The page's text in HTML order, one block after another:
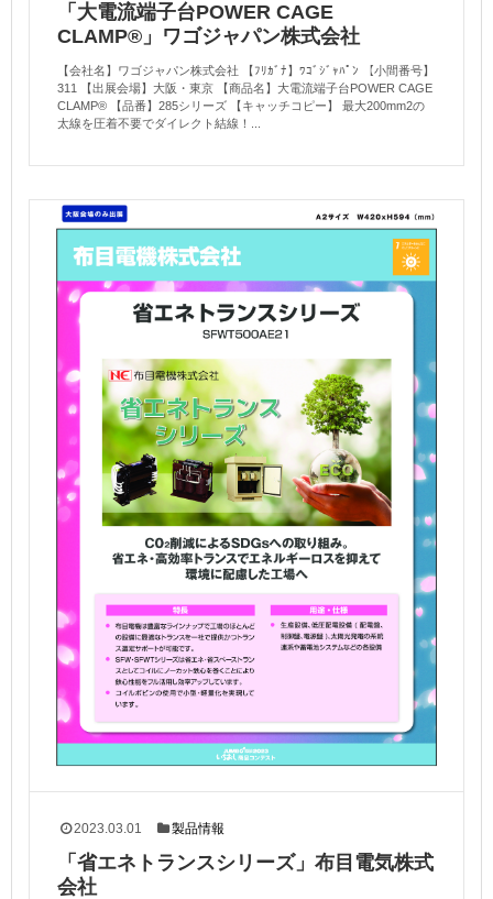
「大電流端子台POWER CAGE
CLAMP®」ワゴジャパン株式会社
【会社名】ワゴジャパン株式会社 【ﾌﾘｶﾞﾅ】ﾜｺﾞｼﾞｬﾊﾟﾝ 【小間番号】
311 【出展会場】大阪・東京 【商品名】大電流端子台POWER CAGE
CLAMP® 【品番】285シリーズ 【キャッチコピー】 最大200mm2の
太線を圧着不要でダイレクト結線！...
2023.03.01 製品情報
「省エネトランスシリーズ」布目電気株式
会社